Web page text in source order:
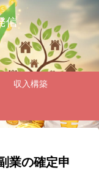
信
収入構築
業の確定申